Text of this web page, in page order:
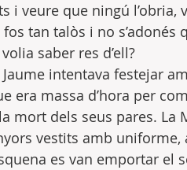
i veure que ningú l’obria,
tan talòs i no s’adonés
saber res d’ell?
Jaume intentava festejar
era massa d’hora per
mort dels seus pares. La
vestits amb
es van emportar el